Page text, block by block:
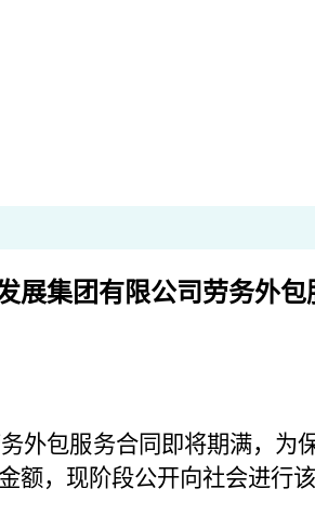
展集团有限公司劳务外
包服务合同即将期满， 为
额，现阶段公开向社会进行